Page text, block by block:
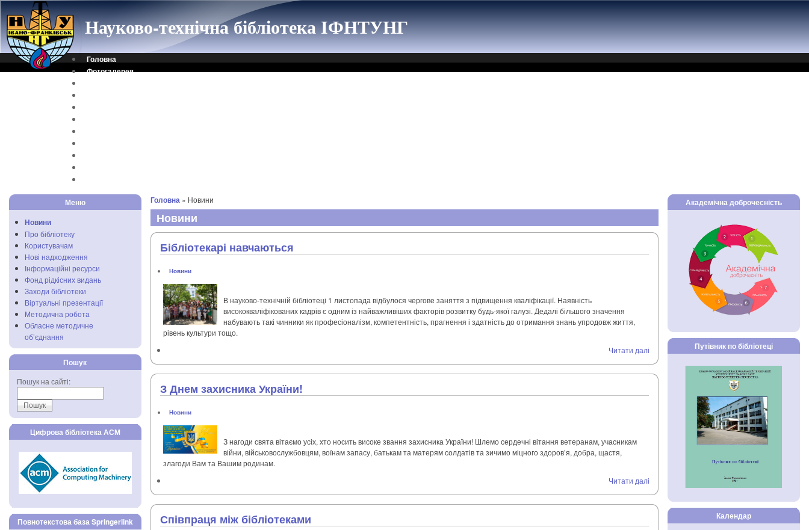
Науково-технічна бібліотека ІФНТУНГ
Головна
Фотогалерея
Меню
Новини
Про бібліотеку
Користувачам
Нові надходження
Інформаційні ресурси
Фонд рідкісних видань
Заходи бібліотеки
Віртуальні презентації
Методична робота
Обласне методичне
об’єднання
Пошук
Пошук на сайті:
Цифрова бібліотека АСМ
Повнотекстова база Springerlink
Головна » Новини
Новини
Бібліотекарі навчаються
Новини
В науково-технічній бібліотеці 1 листопада відбулося чергове заняття з підвищення кваліфікації. Наявність
висококваліфікованих кадрів є одним із найважливіших факторів розвитку будь-якої галузі. Дедалі більшого значення
набувають такі чинники як професіоналізм, компетентність, прагнення і здатність до отримання знань упродовж життя,
рівень культури тощо.
Читати далі
З Днем захисника України!
Новини
З нагоди свята вітаємо усіх, хто носить високе звання захисника України! Шлемо сердечні вітання ветеранам, учасникам
війни, військовослужбовцям, воїнам запасу, батькам та матерям солдатів та зичимо міцного здоров’я, добра, щастя,
злагоди Вам та Вашим родинам.
Читати далі
Співпраця між бібліотеками
Академічна доброчесність
Путівник по бібліотеці
Календар